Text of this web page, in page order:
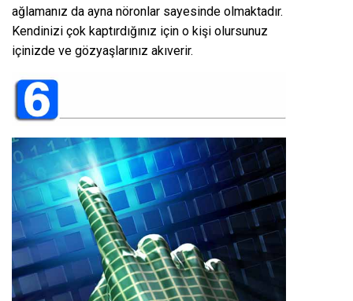
ağlamanız da ayna nöronlar sayesinde olmaktadır.
Kendinizi çok kaptırdığınız için o kişi olursunuz
içinizde ve gözyaşlarınız akıverir.